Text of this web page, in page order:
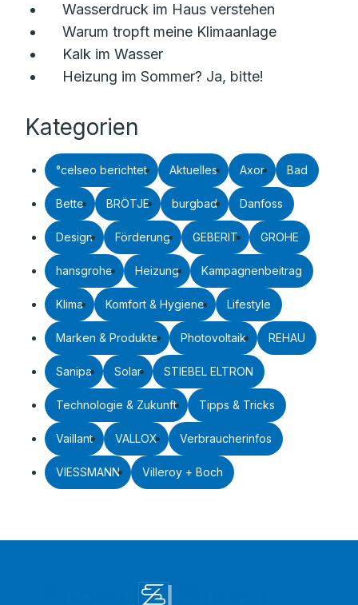
Wasserdruck im Haus verstehen
Warum tropft meine Klimaanlage
Kalk im Wasser
Heizung im Sommer? Ja, bitte!
Kategorien
°celseo berichtet Aktuelles Axor Bad
Bette BRÖTJE burgbad Danfoss
Design Förderung GEBERIT GROHE
hansgrohe Heizung Kampagnenbeitrag
Klima Komfort & Hygiene Lifestyle
Marken & Produkte Photovoltaik REHAU
Sanipa Solar STIEBEL ELTRON
Technologie & Zukunft Tipps & Tricks
Vaillant VALLOX Verbraucherinfos
VIESSMANN Villeroy + Boch